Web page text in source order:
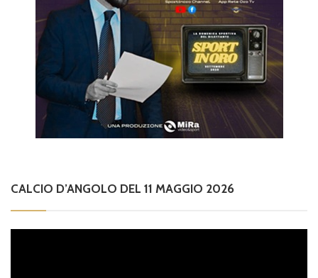
CALCIO D’ANGOLO DEL 11 MAGGIO 2026